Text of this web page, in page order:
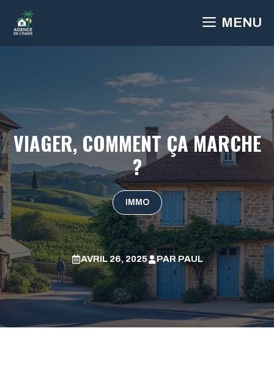
MENU
VIAGER, COMMENT ÇA MARCHE
?
IMMO
AVRIL 26, 2025 PARPAUL